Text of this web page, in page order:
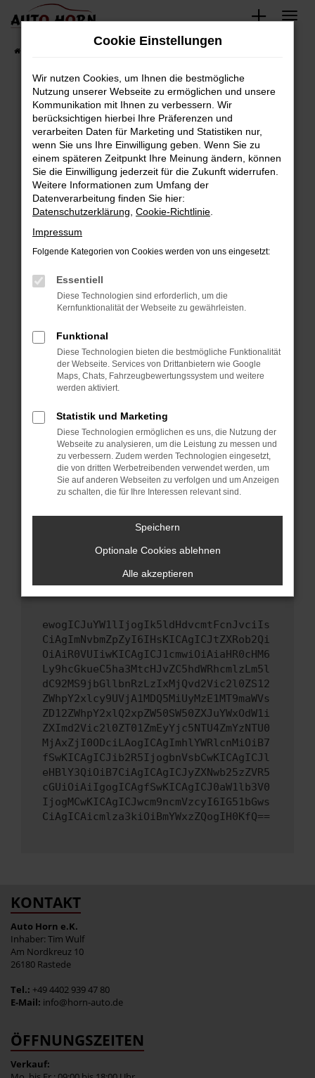
Zum
springen
Fahrzeugbestand
Fehler: Network Error
Beim Laden ist ein Fehler aufgetreten.
Hier sind ein paar Tipps, die dir helfen können:
Überprüfe deine Firewall und deine
Internetverbindung.
Laden andere Webseiten, zum Beispiel deine
Suchmaschine?
Prüfe deine Browsererweiterungen.
können das Laden bestimmter Seiten
verhindern. Funktioniert die Seite in einem
anderen Browser oder in einem privaten
Starte dein Gerät neu.
Das kann manchmal helfen, vorübergehende
Probleme zu beheben.
Betriebssystem auf dem neuesten Stand
sind.
Veraltete Software birgt nicht nur ein
Sicherheitsrisiko, sondern kann auch dazu
führen, dass bestimmte Funktionen nicht mehr
unterstützt werden.
Wende dich an den Webseitenbetreiber.
Wenn du alle oben genannten Schritte versucht
hast, kontaktiere uns bitte. Wir werden
versuchen, das Problem zu beheben. Du kannst
uns diesen Text schicken, um uns bei der
ewogICJuYW1lIjogIk5ldHdvcmtFcnJvciIs
CiAgImNvbmZpZyI6IHsKICAgICJtZXRob2Qi
OiAiR0VUIiwKICAgICJ1cmwiOiAiaHR0cHM6
Ly9hcGkueC5ha3MtcHJvZC5hdWRhcmlzLm5l
dC92MS9jbGllbnRzLzIxMjQvd2Vic2l0ZS12
ZWhpY2xlcy9UVjA1MDQ5MiUyMzE1MT9maWVs
ZD12ZWhpY2xlQ2xpZW50SW50ZXJuYWxOdW1i
ZXImd2Vic2l0ZT01ZmEyYjc5NTU4ZmYzNTU0
MjAxZjI0ODciLAogICAgImhlYWRlcnMiOiB7
fSwKICAgICJib2R5IjogbnVsbCwKICAgICJl
eHBlY3QiOiB7CiAgICAgICJyZXNwb25zZVR5
cGUiOiAiIgogICAgfSwKICAgICJ0aW1lb3V0
IjogMCwKICAgICJwcm9ncmVzcyI6IG51bGws
CiAgICAicmlza3kiOiBmYWxzZQogIH0KfQ==
KONTAKT
Auto Horn e.K.
Inhaber: Tim Wulf
Am Nordkreuz 10
26180 Rastede
Tel.: +49 4402 939 47 80
E-Mail: info@horn-auto.de
ÖFFNUNGSZEITEN
Verkauf:
Cookie Einstellungen
Wir nutzen Cookies, um Ihnen die bestmögliche
Nutzung unserer Webseite zu ermöglichen und unsere
Kommunikation mit Ihnen zu verbessern. Wir
berücksichtigen hierbei Ihre Präferenzen und
verarbeiten Daten für Marketing und Statistiken nur,
wenn Sie uns Ihre Einwilligung geben. Wenn Sie zu
einem späteren Zeitpunkt Ihre Meinung ändern, können
Sie die Einwilligung jederzeit für die Zukunft widerrufen.
Weitere Informationen zum Umfang der
Datenverarbeitung finden Sie hier:
Datenschutzerklärung Cookie-Richtlinie
Impressum
Folgende Kategorien von Cookies werden von uns eingesetzt:
Essentiell
Diese Technologien sind erforderlich, um die
Kernfunktionalität der Webseite zu gewährleisten.
Funktional
Diese Technologien bieten die bestmögliche Funktionalität
der Webseite. Services von Drittanbietern wie Google
Maps, Chats, Fahrzeugbewertungssystem und weitere
werden aktiviert.
Statistik und Marketing
Diese Technologien ermöglichen es uns, die Nutzung der
Webseite zu analysieren, um die Leistung zu messen und
zu verbessern. Zudem werden Technologien eingesetzt,
die von dritten Werbetreibenden verwendet werden, um
Sie auf anderen Webseiten zu verfolgen und um Anzeigen
zu schalten, die für Ihre Interessen relevant sind.
Speichern
Optionale Cookies ablehnen
Alle akzeptieren